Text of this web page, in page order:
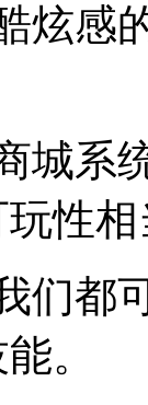
炫感
城系
性
们都
。